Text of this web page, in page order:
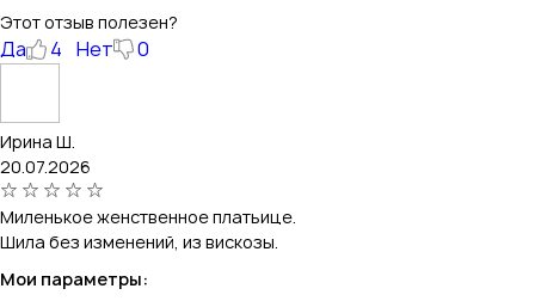
Этот отзыв полезен?
Да 4 Нет 0
Ирина Ш.
20.07.2026
Миленькое женственное платьице.
Шила без изменений, из вискозы.
Мои параметры: